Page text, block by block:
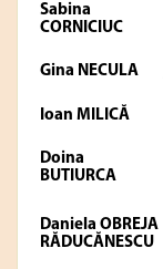
Sabina
CORNICIUC
Gina NECULA
Ioan MILICĂ
Doina
BUTIURCA
Daniela OBREJA
RĂDUCĂNESCU